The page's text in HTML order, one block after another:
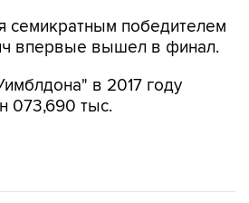
семикратным победителем
впервые вышел в финал.
в 2017 году
073,690 тыс.